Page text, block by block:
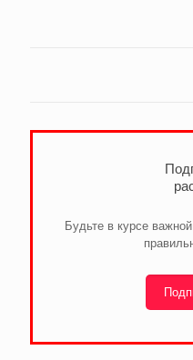
Будьте в курсе